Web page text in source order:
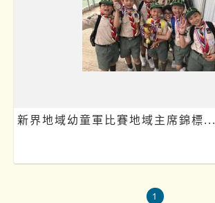
新界地域幼童軍比賽地域主席錦標...
1